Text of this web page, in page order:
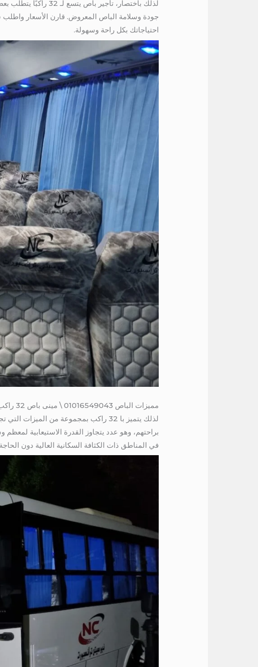
لذلك باختصار،
جودة وسلامة الباص المعروض. قارن الأسعار واطلب
احتياجاتك بكل راحة وسهولة.
مميزات الباص 01016549043 \ مينى باص 32 راكب للايجار
في المناطق ذات الكثافة السكانية العالية دون